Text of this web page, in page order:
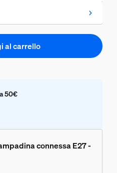
al carrello
50€
connessa E27 -